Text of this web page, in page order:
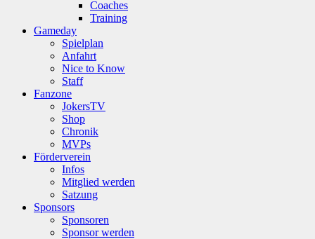
Coaches
Training
Gameday
Spielplan
Anfahrt
Nice to Know
Staff
Fanzone
JokersTV
Shop
Chronik
MVPs
Förderverein
Infos
Mitglied werden
Satzung
Sponsors
Sponsoren
Sponsor werden